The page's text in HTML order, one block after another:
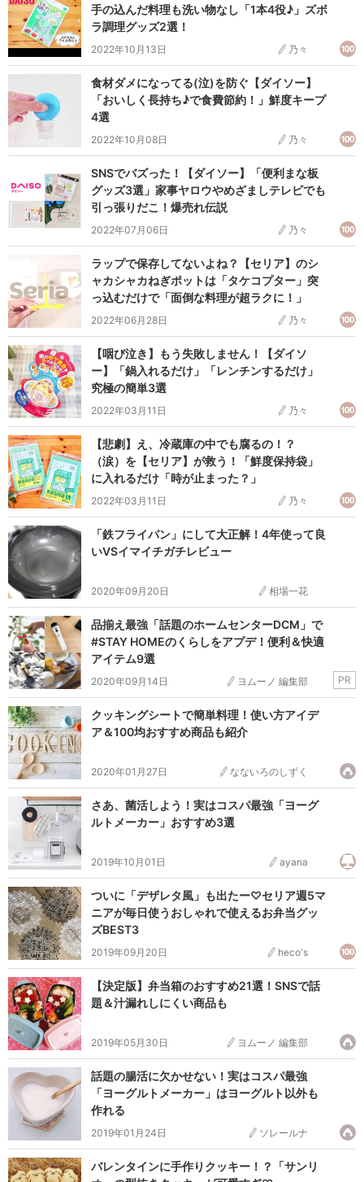
手の込んだ料理も洗い物なし「1本4役♪」ズボ
ラ調理グッズ2選！
2022年10月13日 乃々
食材ダメになってる(泣)を防ぐ【ダイソー】
「おいしく長持ち♪で食費節約！」鮮度キープ
4選
2022年10月08日 乃々
SNSでバズった！【ダイソー】「便利まな板
グッズ3選」家事ヤロウやめざましテレビでも
引っ張りだこ！爆売れ伝説
2022年07月06日 乃々
ラップで保存してないよね？【セリア】のシ
ャカシャカねぎポットは「タケコプター」突
っ込むだけで「面倒な料理が超ラクに！」
2022年06月28日 乃々
【咽び泣き】もう失敗しません！【ダイソ
ー】「鍋入れるだけ」「レンチンするだけ」
究極の簡単3選
2022年03月11日 乃々
【悲劇】え、冷蔵庫の中でも腐るの！？
（涙）を【セリア】が救う！「鮮度保持袋」
に入れるだけ「時が止まった？」
2022年03月11日 乃々
「鉄フライパン」にして大正解！4年使って良
いVSイマイチガチレビュー
2020年09月20日 相場一花
品揃え最強「話題のホームセンターDCM」で
#STAY HOMEのくらしをアプデ！便利＆快適
アイテム9選
2020年09月14日 ヨムーノ 編集部 PR
クッキングシートで簡単料理！使い方アイデ
ア＆100均おすすめ商品も紹介
2020年01月27日 なないろのしずく
さあ、菌活しよう！実はコスパ最強「ヨーグ
ルトメーカー」おすすめ3選
2019年10月01日 ayana
ついに「デザレタ風」も出たー♡セリア週5マ
ニアが毎日使うおしゃれで使えるお弁当グッ
ズBEST3
2019年09月20日 heco's
【決定版】弁当箱のおすすめ21選！SNSで話
題＆汁漏れしにくい商品も
2019年05月30日 ヨムーノ 編集部
話題の腸活に欠かせない！実はコスパ最強
「ヨーグルトメーカー」はヨーグルト以外も
作れる
2019年01月24日 ソレールナ
バレンタインに手作りクッキー！？「サンリ